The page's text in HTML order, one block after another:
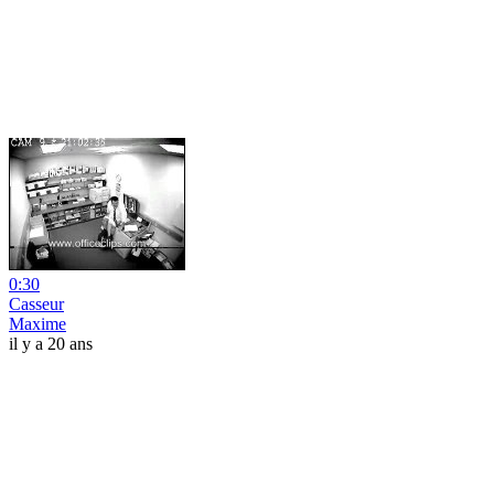
0:30
Casseur
Maxime
il y a 20 ans